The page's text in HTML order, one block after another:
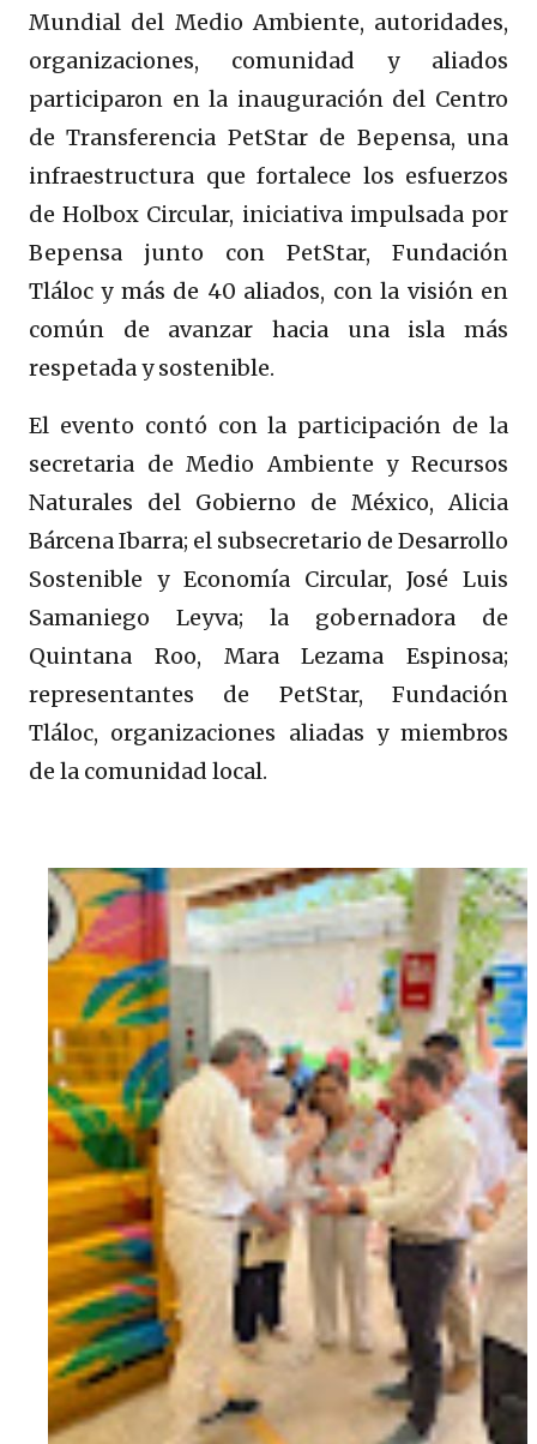
Mundial del Medio Ambiente, autoridades,
organizaciones, comunidad y aliados
participaron en la inauguración del Centro
de Transferencia PetStar de Bepensa, una
infraestructura que fortalece los esfuerzos
de Holbox Circular, iniciativa impulsada por
Bepensa junto con PetStar, Fundación
Tláloc y más de 40 aliados, con la visión en
común de avanzar hacia una isla más
respetada y sostenible.
El evento contó con la participación de la
secretaria de Medio Ambiente y Recursos
Naturales del Gobierno de México, Alicia
Bárcena Ibarra; el subsecretario de Desarrollo
Sostenible y Economía Circular, José Luis
Samaniego Leyva; la gobernadora de
Quintana Roo, Mara Lezama Espinosa;
representantes de PetStar, Fundación
Tláloc, organizaciones aliadas y miembros
de la comunidad local.